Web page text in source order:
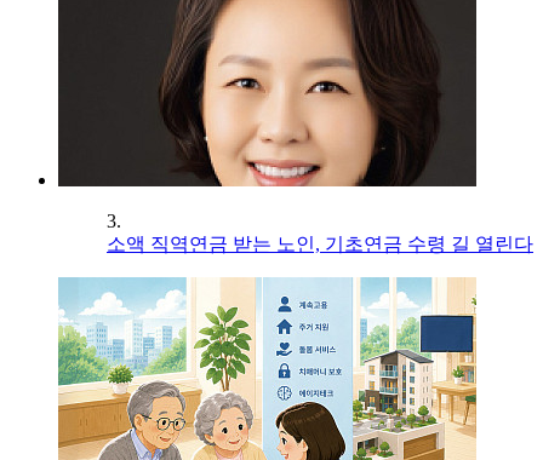
3.
소액 직역연금 받는 노인, 기초연금 수령 길 열린다